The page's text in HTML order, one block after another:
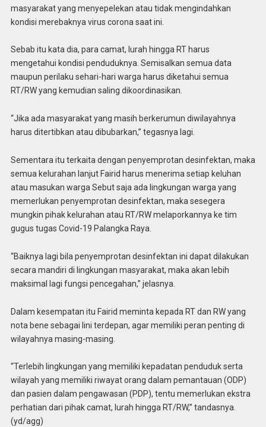
masyarakat yang menyepelekan atau tidak mengindahkan
kondisi merebaknya virus corona saat ini.
Sebab itu kata dia, para camat, lurah hingga RT harus
mengetahui kondisi penduduknya. Semisalkan semua data
maupun perilaku sehari-hari warga harus diketahui semua
RT/RW yang kemudian saling dikoordinasikan.
“Jika ada masyarakat yang masih berkerumun diwilayahnya
harus ditertibkan atau dibubarkan,” tegasnya lagi.
Sementara itu terkaita dengan penyemprotan desinfektan, maka
semua kelurahan lanjut Fairid harus menerima setiap keluhan
atau masukan warga Sebut saja ada lingkungan warga yang
memerlukan penyemprotan desinfektan, maka sesegera
mungkin pihak kelurahan atau RT/RW melaporkannya ke tim
gugus tugas Covid-19 Palangka Raya.
“Baiknya lagi bila penyemprotan desinfektan ini dapat dilakukan
secara mandiri di lingkungan masyarakat, maka akan lebih
maksimal lagi fungsi pencegahan,” jelasnya.
Dalam kesempatan itu Fairid meminta kepada RT dan RW yang
nota bene sebagai lini terdepan, agar memiliki peran penting di
wilayahnya masing-masing.
“Terlebih lingkungan yang memiliki kepadatan penduduk serta
wilayah yang memiliki riwayat orang dalam pemantauan (ODP)
dan pasien dalam pengawasan (PDP), tentu memerlukan ekstra
perhatian dari pihak camat, lurah hingga RT/RW,” tandasnya.
(yd/agg)